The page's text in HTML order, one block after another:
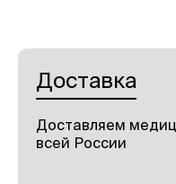
Доставка
Доставляем
всей России